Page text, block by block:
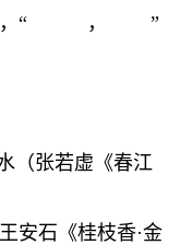
感慨，“ ， ”
（张若虚《春江
安石《桂枝香·金